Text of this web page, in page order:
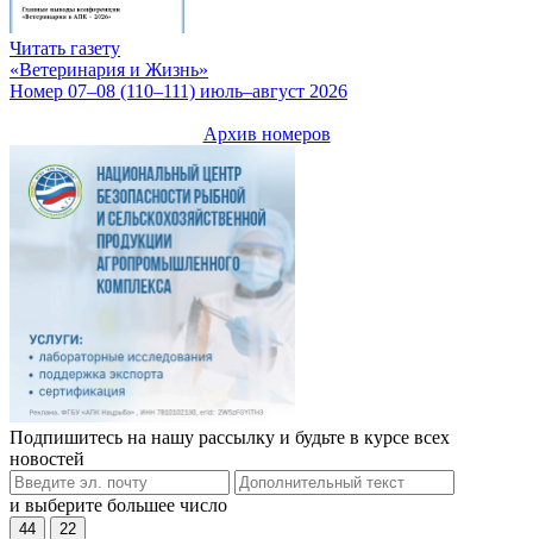
Читать газету
«Ветеринария и Жизнь»
Номер 07–08 (110–111) июль–август 2026
Архив номеров
Подпишитесь на нашу рассылку и будьте в курсе всех
новостей
и выберите большее число
44 22